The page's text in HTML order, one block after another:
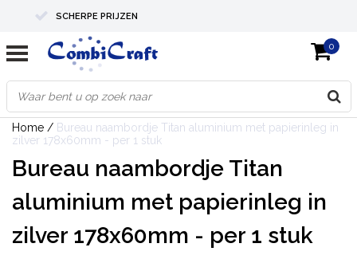
SCHERPE PRIJZEN
PROFESSIONELE KWALITEIT
EXPERTS IN MAATWERK
0
Home / Bureau naambordje Titan aluminium met papierinleg in
zilver 178x60mm - per 1 stuk
Bureau naambordje Titan
aluminium met papierinleg in
zilver 178x60mm - per 1 stuk